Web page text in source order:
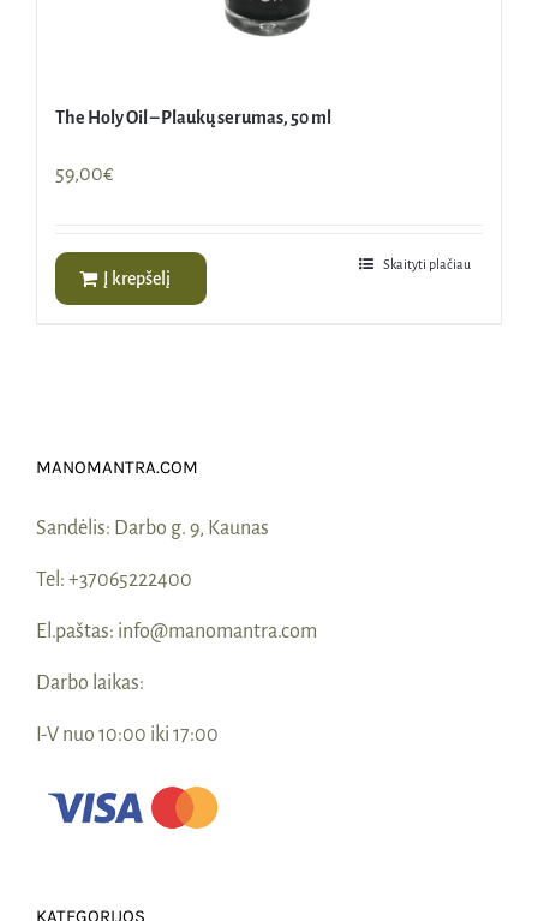
The Holy Oil – Plaukų serumas, 50 ml
59,00€
Į krepšelį
Skaityti plačiau
MANOMANTRA.COM
Sandėlis: Darbo g. 9, Kaunas
Tel: +37065222400
El.paštas: info@manomantra.com
Darbo laikas:
I-V nuo 10:00 iki 17:00
KATEGORIJOS